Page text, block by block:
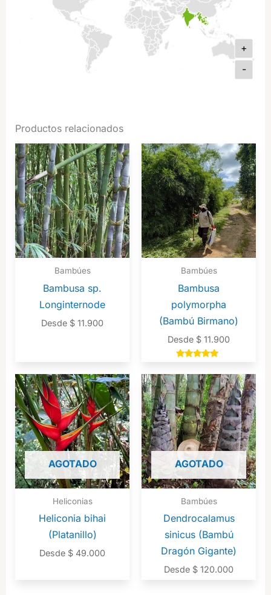
+
-
Productos relacionados
Bambúes
Bambusa sp.
Longinternode
Desde $ 11.900
Bambúes
Bambusa
polymorpha
(Bambú Birmano)
Desde $ 11.900
5.00
de 5
AGOTADO
Heliconias
Heliconia bihai
(Platanillo)
Desde $ 49.000
AGOTADO
Bambúes
Dendrocalamus
sinicus (Bambú
Dragón Gigante)
Desde $ 120.000